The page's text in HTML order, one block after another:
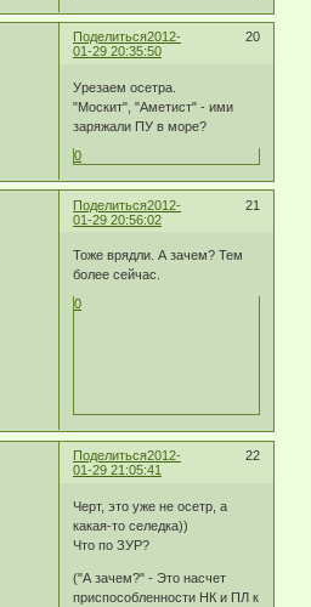
Поделиться 20
2012-
01-29 20:35:50
Урезаем осетра.
"Москит", "Аметист" - ими
заряжали ПУ в море?
0
Поделиться 21
2012-
01-29 20:56:02
Тоже врядли. А зачем? Тем
более сейчас.
0
Поделиться 22
2012-
01-29 21:05:41
Черт, это уже не осетр, а
какая-то селедка))
Что по ЗУР?
("А зачем?" - Это насчет
приспособленности НК и ПЛ к